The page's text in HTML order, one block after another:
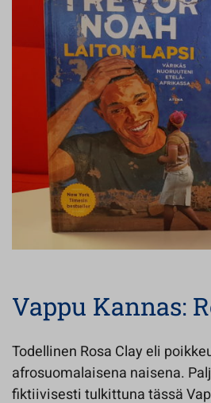
Vappu Kannas:
Todellinen Rosa Clay eli
afrosuomalaisena naisena.
fiktiivisesti tulkittuna tässä